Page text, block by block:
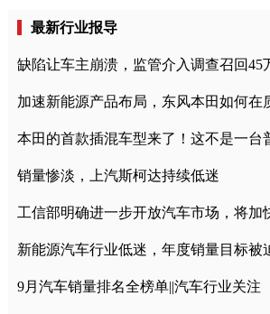
最新行业报导
缺陷让车主崩溃，监管介入调查召回45
加速新能源产品布局，东风本田如何在
本田的首款插混车型来了！这不是一台
销量惨淡，上汽斯柯达持续低迷
工信部明确进一步开放汽车市场，将加
新能源汽车行业低迷，年度销量目标被
9月汽车销量排名全榜单||汽车行业关注